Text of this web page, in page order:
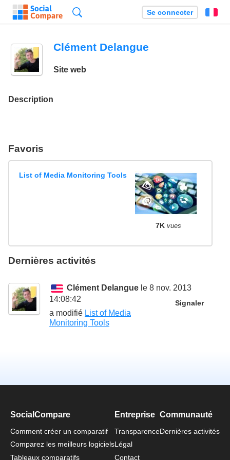
Se connecter
Clément Delangue
Site web
Description
Favoris
List of Media Monitoring Tools
7K vues
Dernières activités
Clément Delangue le 8 nov. 2013
14:08:42
Signaler
a modifié List of Media
Monitoring Tools
SocialCompare
Comment créer un comparatif
Comparez les meilleurs logiciels
Tableaux comparatifs
Entreprise
Transparence
Légal
Contact
Communauté
Dernières activités